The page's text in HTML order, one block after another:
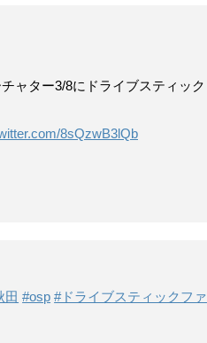
ャター3/8にドライブスティック
8sQzwB3lQb
田 #osp #ドライブスティックファ